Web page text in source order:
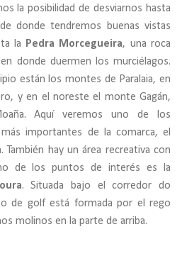
la posibilidad de desviarnos hasta
donde tendremos buenas vistas
la
Pedra Morcegueira, una roca
donde duermen los murciélagos.
están los montes de Paralaia, en
y en el noreste el monte Gagán,
Aquí veremos uno de los
importantes de la comarca, el
. También hay un área recreativa con
de los puntos de interés es la
. Situada bajo el corredor do
de golf está formada por el rego
molinos en la parte de arriba.